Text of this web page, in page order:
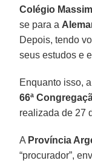
Colégio
se para a
Depois, tendo
seus estudos e
Enquanto isso,
66ª
realizada de 27
A Província
“procurador”,